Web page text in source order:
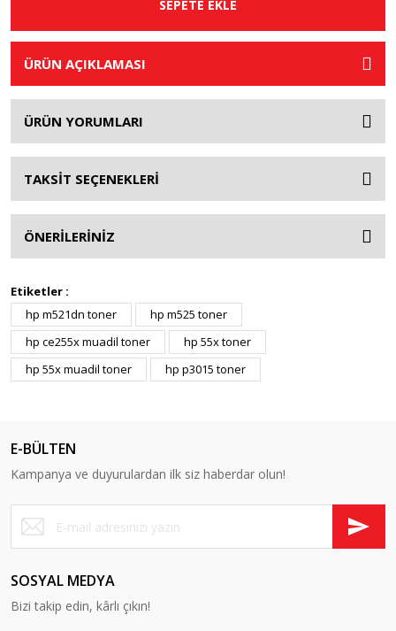
SEPETE EKLE
ÜRÜN AÇIKLAMASI
ÜRÜN YORUMLARI
TAKSİT SEÇENEKLERİ
ÖNERİLERİNİZ
Etiketler :
hp m521dn toner
hp m525 toner
hp ce255x muadil toner
hp 55x toner
hp 55x muadil toner
hp p3015 toner
E-BÜLTEN
Kampanya ve duyurulardan ilk siz haberdar olun!
SOSYAL MEDYA
Bizi takip edin, kârlı çıkın!